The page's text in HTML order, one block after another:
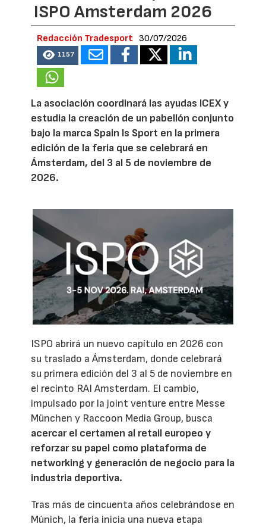
ISPO Amsterdam 2026
Redacción Tradesport 30/07/2026
1157
La asociación coordinará las ayudas ICEX y
estudia la creación de un pabellón conjunto
bajo la marca Spain Is Sport en la primera
edición de la feria que se celebrará en
Ámsterdam, del 3 al 5 de noviembre de
2026.
ISPO abrirá un nuevo capítulo en 2026 con
su traslado a Ámsterdam, donde celebrará
su primera edición del 3 al 5 de noviembre en
el recinto RAI Amsterdam. El cambio,
impulsado por la joint venture entre Messe
München y Raccoon Media Group, busca
acercar el certamen al retail europeo y
reforzar su papel como plataforma de
networking y generación de negocio para la
industria deportiva.
Tras más de cincuenta años celebrándose en
Múnich, la feria inicia una nueva etapa